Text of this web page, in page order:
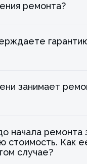
ремонта?
подряда.
работы.
занимает
начала ремонта
стоимость. Как
случае?